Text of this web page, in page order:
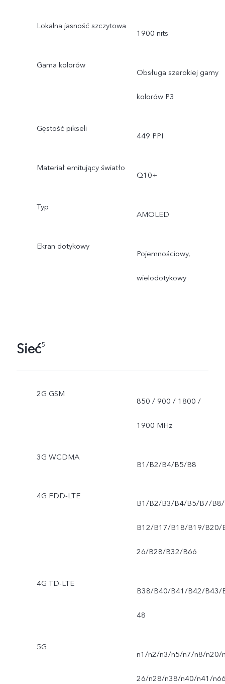
Lokalna jasność szczytowa
1900 nits
Gama kolorów
Obsługa szerokiej gamy
kolorów P3
Gęstość pikseli
449 PPI
Materiał emitujący światło
Q10+
Typ
AMOLED
Ekran dotykowy
Pojemnościowy,
wielodotykowy
Sieć5
2G GSM
850 / 900 / 1800 /
1900 MHz
3G WCDMA
B1/B2/B4/B5/B8
4G FDD-LTE
B1/B2/B3/B4/B5/B7/B8/
B12/B17/B18/B19/B20/
26/B28/B32/B66
4G TD-LTE
B38/B40/B41/B42/B43/
48
5G
n1/n2/n3/n5/n7/n8/n20/
26/n28/n38/n40/n41/